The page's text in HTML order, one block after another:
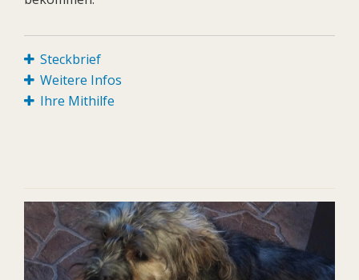
Steckbrief
Weitere Infos
Ihre Mithilfe